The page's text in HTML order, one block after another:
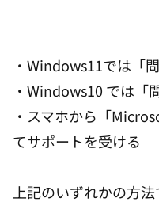
・Windows11では「
・Windows10 では「
・スマホから「
てサポートを受ける
上記のいずれかの方